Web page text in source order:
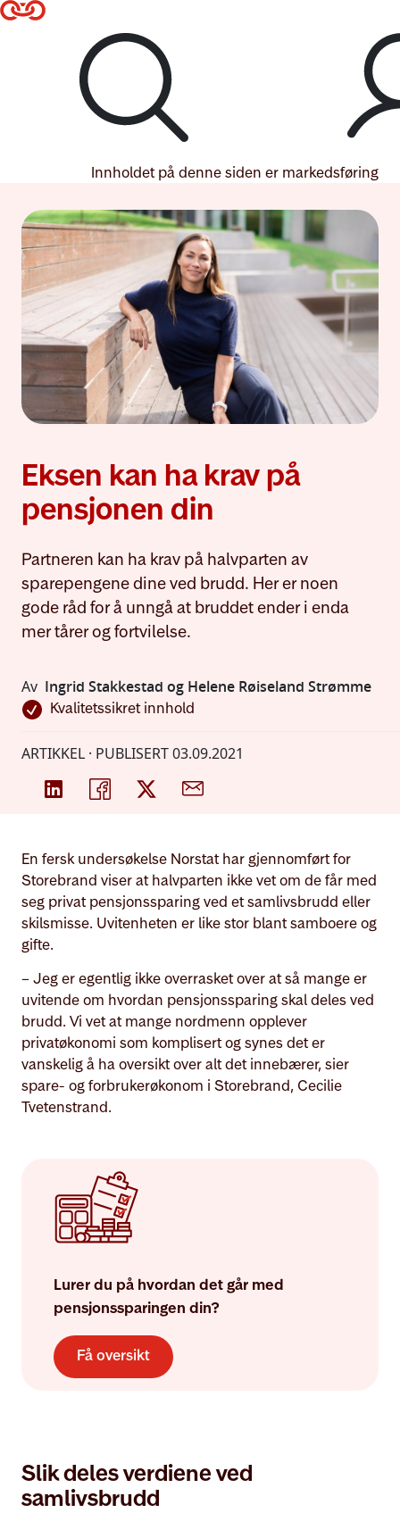
Til hovedmeny
Til hovedinnhold
Lenke til forsiden
Innholdet på denne siden er markedsføring
Eksen kan ha krav på
pensjonen din
Partneren kan ha krav på halvparten av
sparepengene dine ved brudd. Her er noen
gode råd for å unngå at bruddet ender i enda
mer tårer og fortvilelse.
Av Ingrid Stakkestad og Helene Røiseland Strømme
Kvalitetssikret innhold
ARTIKKEL · PUBLISERT03.09.2021
En fersk undersøkelse Norstat har gjennomført for
Storebrand viser at halvparten ikke vet om de får med
seg privat pensjonssparing ved et samlivsbrudd eller
skilsmisse. Uvitenheten er like stor blant samboere og
gifte.
– Jeg er egentlig ikke overrasket over at så mange er
uvitende om hvordan pensjonssparing skal deles ved
brudd. Vi vet at mange nordmenn opplever
privatøkonomi som komplisert og synes det er
vanskelig å ha oversikt over alt det innebærer, sier
spare- og forbrukerøkonom i Storebrand, Cecilie
Tvetenstrand.
Lurer du på hvordan det går med
pensjonssparingen din?
Få oversikt
Slik deles verdiene ved
samlivsbrudd